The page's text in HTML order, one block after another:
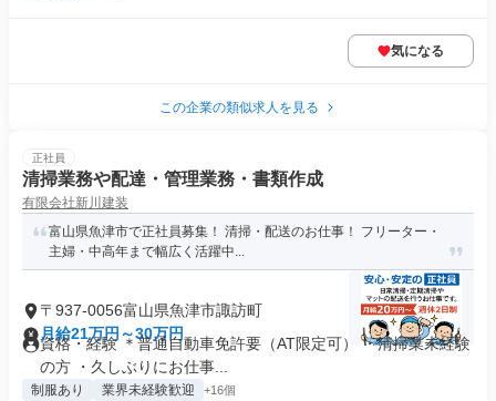
気になる
この企業の類似求人を見る
正社員
清掃業務や配達・管理業務・書類作成
有限会社新川建装
富山県魚津市で正社員募集！ 清掃・配送のお仕事！ フリーター・
主婦・中高年まで幅広く活躍中...
〒937-0056富山県魚津市諏訪町
月給21万円～30万円
資格・経験 ＊普通自動車免許要（AT限定可） ・清掃業未経験
の方 ・久しぶりにお仕事...
制服あり 業界未経験歓迎 +16個